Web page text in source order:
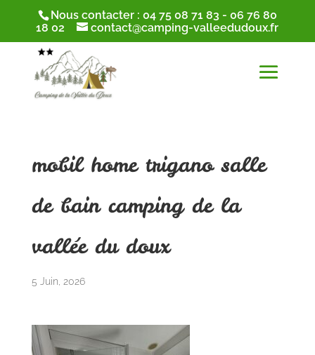
Nous contacter : 04 75 08 71 83 - 06 76 80
18 02
contact@camping-valleedudoux.fr
mobil home trigano salle
de bain camping de la
vallée du doux
5 Juin, 2026